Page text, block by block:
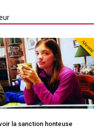
Abonné
la sanction honteuse